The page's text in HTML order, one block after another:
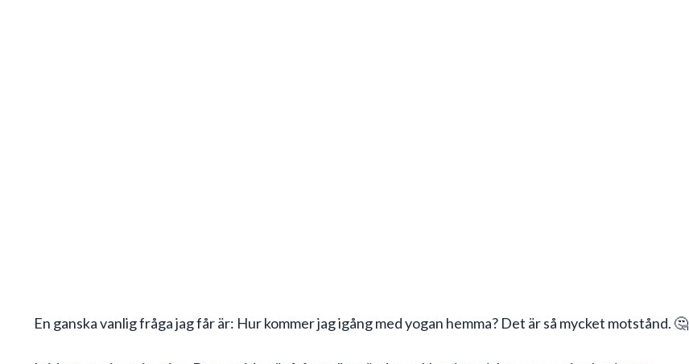
En ganska vanlig fråga jag får är: Hur kommer jag igång med yogan hemma? Det är så mycket motstånd. 🤔